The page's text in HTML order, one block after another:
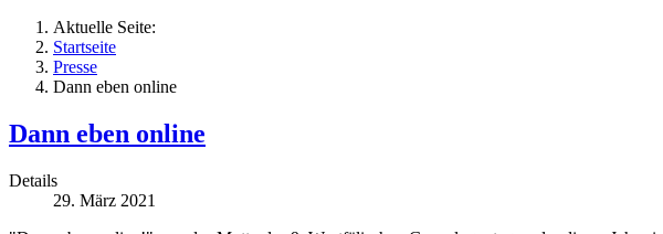
Aktuelle Seite:
Startseite
Presse
Dann eben online
Dann eben online
Details
29. März 2021